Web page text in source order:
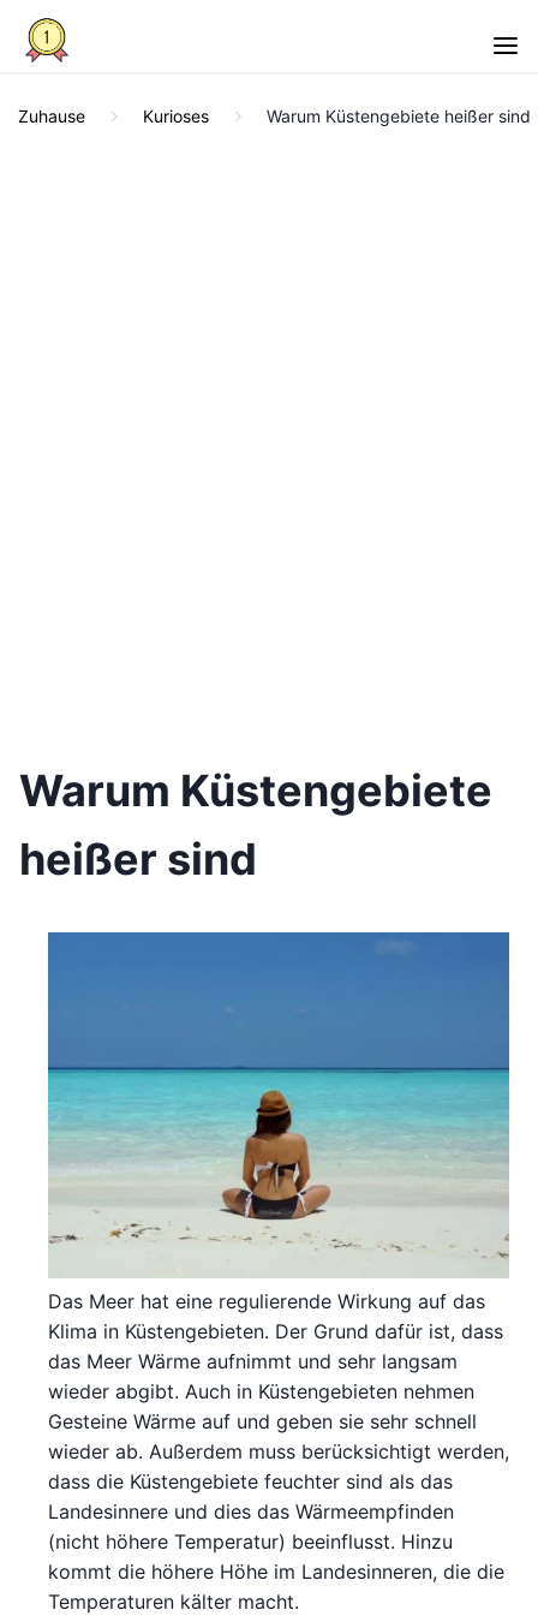
Zuhause Kurioses Warum Küstengebiete heißer sind
Warum Küstengebiete
heißer sind
Das Meer hat eine regulierende Wirkung auf das
Klima in Küstengebieten. Der Grund dafür ist, dass
das Meer Wärme aufnimmt und sehr langsam
wieder abgibt. Auch in Küstengebieten nehmen
Gesteine Wärme auf und geben sie sehr schnell
wieder ab. Außerdem muss berücksichtigt werden,
dass die Küstengebiete feuchter sind als das
Landesinnere und dies das Wärmeempfinden
(nicht höhere Temperatur) beeinflusst. Hinzu
kommt die höhere Höhe im Landesinneren, die die
Temperaturen kälter macht.